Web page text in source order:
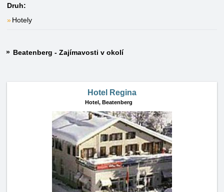
Druh:
Hotely
Beatenberg - Zajímavosti v okolí
Hotel Regina
Hotel, Beatenberg